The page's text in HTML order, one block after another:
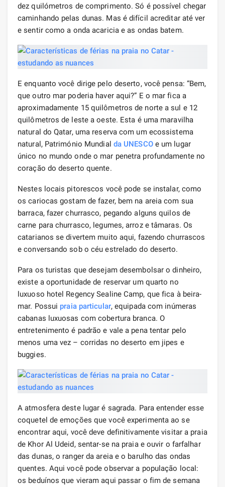
dez quilómetros de comprimento. Só é possível chegar
caminhando pelas dunas. Mas é difícil acreditar até ver
e sentir como a onda acaricia e as ondas batem.
E enquanto você dirige pelo deserto, você pensa: “Bem,
que outro mar poderia haver aqui?” E o mar fica a
aproximadamente 15 quilômetros de norte a sul e 12
quilômetros de leste a oeste. Esta é uma maravilha
natural do Qatar, uma reserva com um ecossistema
natural, Património Mundial da UNESCOe um lugar
único no mundo onde o mar penetra profundamente no
coração do deserto quente.
Nestes locais pitorescos você pode se instalar, como
os cariocas gostam de fazer, bem na areia com sua
barraca, fazer churrasco, pegando alguns quilos de
carne para churrasco, legumes, arroz e tâmaras. Os
catarianos se divertem muito aqui, fazendo churrascos
e conversando sob o céu estrelado do deserto.
Para os turistas que desejam desembolsar o dinheiro,
existe a oportunidade de reservar um quarto no
luxuoso hotel Regency Sealine Camp, que fica à beira-
mar. Possui praia particular, equipada com inúmeras
cabanas luxuosas com cobertura branca. O
entretenimento é padrão e vale a pena tentar pelo
menos uma vez – corridas no deserto em jipes e
buggies.
A atmosfera deste lugar é sagrada. Para entender esse
coquetel de emoções que você experimenta ao se
encontrar aqui, você deve definitivamente visitar a praia
de Khor Al Udeid, sentar-se na praia e ouvir o farfalhar
das dunas, o ranger da areia e o barulho das ondas
quentes. Aqui você pode observar a população local:
os beduínos que vieram aqui passar o fim de semana